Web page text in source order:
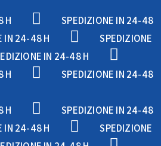
H
SPEDIZIONE IN 24-48
IN 24-48 H
SPEDIZIONE
IN 24-48 H
H
SPEDIZIONE IN 24-48
H
SPEDIZIONE IN 24-48
IN 24-48 H
SPEDIZIONE